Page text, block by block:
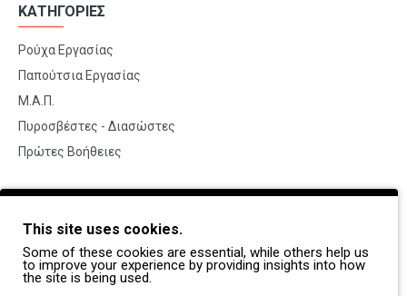
ΚΑΤΗΓΟΡΙΕΣ
Ρούχα Εργασίας
Παπούτσια Εργασίας
Μ.Α.Π.
Πυροσβέστες - Διασώστες
Πρώτες Βοήθειες
BRANDS
Payper
Dike
Coverguard
This site uses cookies.
Some of these cookies are essential, while others help us
to improve your experience by providing insights into how
the site is being used.